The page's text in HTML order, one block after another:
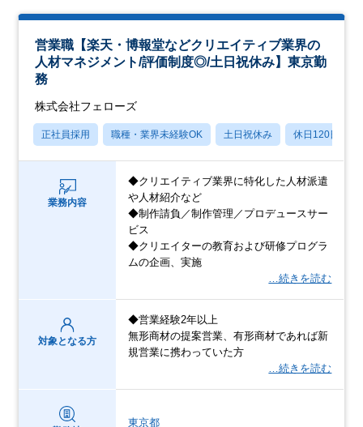
営業職【楽天・博報堂などクリエイティブ業界の
人材マネジメント/評価制度◎/土日祝休み】東京勤
務
株式会社フェローズ
正社員採用 職種・業界未経験OK 土日祝休み 休日120日以上
業務内容
◆クリエイティブ業界に特化した人材派遣
や人材紹介など
◆制作請負／制作管理／プロデュースサー
ビス
◆クリエイターの教育および研修プログラ
ムの企画、実施
…続きを読む
対象となる方
◆営業経験2年以上
無形商材の提案営業、有形商材であれば新
規営業に携わっていた方
…続きを読む
東京都